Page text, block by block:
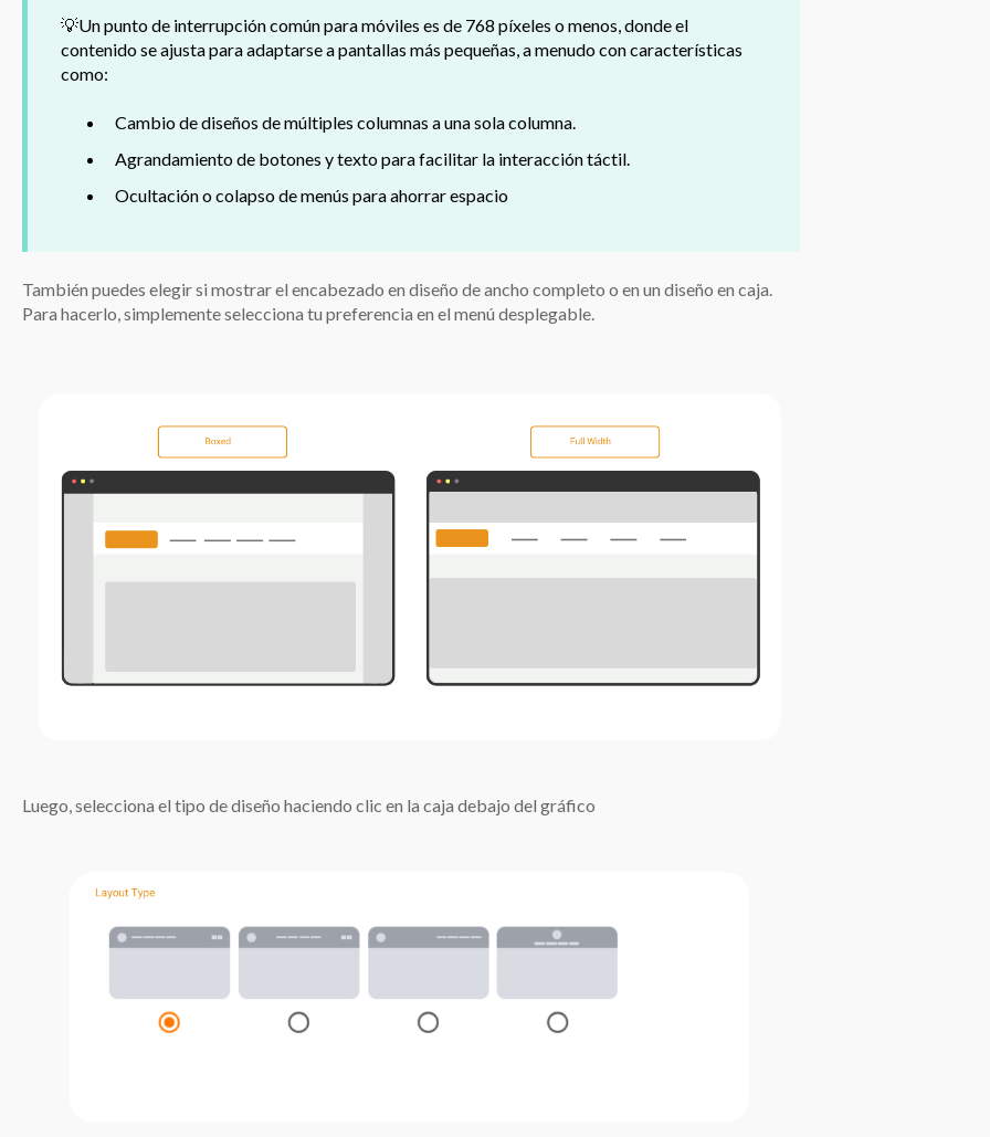
💡Un punto de interrupción común para móviles es de 768 píxeles o menos, donde el
contenido se ajusta para adaptarse a pantallas más pequeñas, a menudo con características
como:
Cambio de diseños de múltiples columnas a una sola columna.
Agrandamiento de botones y texto para facilitar la interacción táctil.
Ocultación o colapso de menús para ahorrar espacio
También puedes elegir si mostrar el encabezado en diseño de ancho completo o en un diseño en caja.
Para hacerlo, simplemente selecciona tu preferencia en el menú desplegable.
Luego, selecciona el tipo de diseño haciendo clic en la caja debajo del gráfico